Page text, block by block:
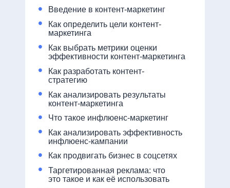
Как определить цели контент-
маркетинга
•
Введение в контент-маркетинг
•
Таргетированная реклама: что
это такое и как её использовать
•
Как продвигать бизнес в соцсетях
•
Как анализировать эффективность
инфлюенс-кампании
•
Как выбрать метрики оценки
эффективности контент-маркетинга
•
Как разработать контент-
стратегию
•
Как анализировать результаты
контент-маркетинга
•
Что такое инфлюенс-маркетинг
•